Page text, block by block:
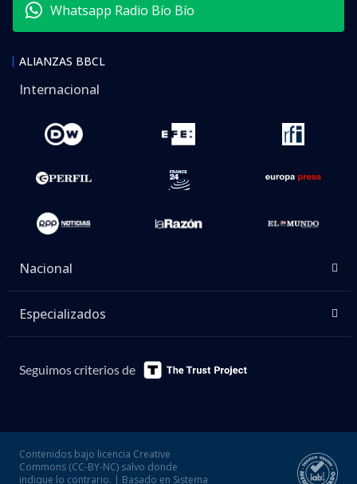
Whatsapp Radio Bío Bío
ALIANZAS BBCL
Internacional
Nacional
Especializados
Seguimos criterios de
Contenidos bajo licencia Creative
Commons (CC-BY-NC) salvo donde
indique lo contrario. | Basado en Sistema